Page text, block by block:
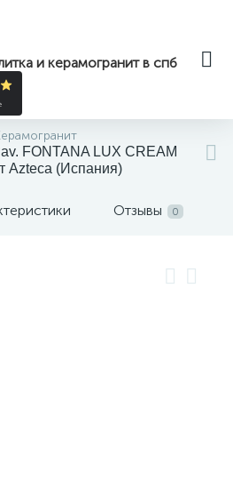
и керамогранит в спб
FONTANA LUX CREAM
Azteca (Испания)
Отзывы 0